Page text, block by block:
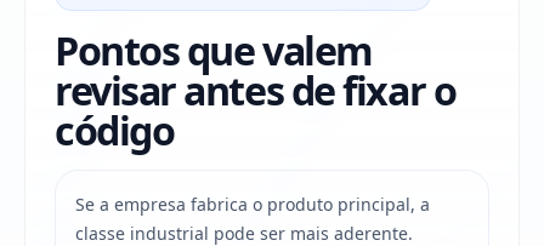
Pontos que valem
revisar antes de fixar o
código
Se a empresa fabrica o produto principal, a
classe industrial pode ser mais aderente.